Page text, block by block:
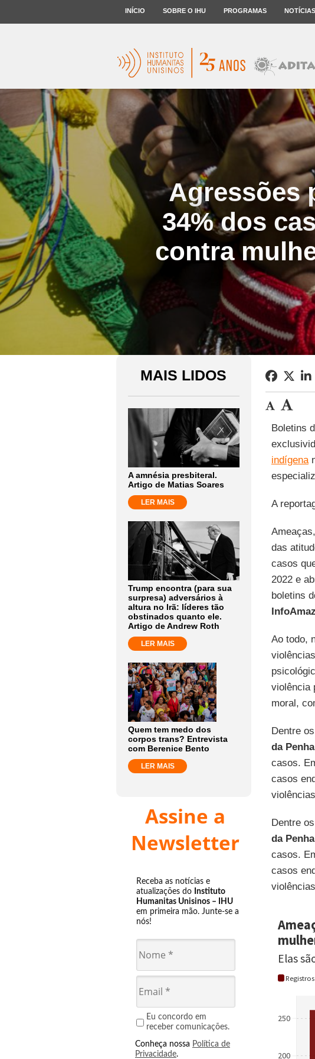
INÍCIO SOBRE O IHU PROGRAMAS NOTÍCIAS
Agressões
34% dos
contra
MAIS LIDOS
A amnésia presbiteral.
Artigo de Matias Soares
LER MAIS
Trump encontra (para sua
surpresa) adversários à
altura no Irã: líderes tão
obstinados quanto ele.
Artigo de Andrew Roth
LER MAIS
Quem tem medo dos
corpos trans? Entrevista
com Berenice Bento
LER MAIS
Assine a
Newsletter
Receba as notícias e
atualizações do Instituto
Humanitas Unisinos – IHU
em primeira mão. Junte-se a
nós!
Eu concordo em
receber comunicações.
Conheça nossa Política de
Privacidade.
Boletins
indígena
A
das
casos
2022 e
boletins
Ao todo,
violência
moral,
Dentre
da Penha
casos.
casos
Dentre
da Penha
casos.
casos